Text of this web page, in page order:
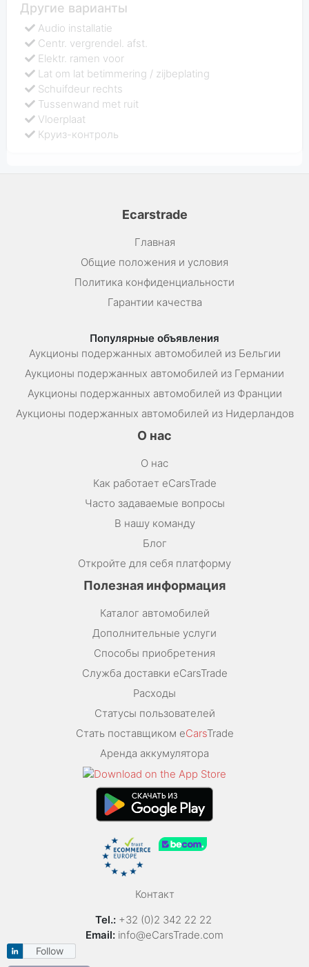
Другие варианты
Audio installatie
Centr. vergrendel. afst.
Elektr. ramen voor
Lat om lat betimmering / zijbeplating
Schuifdeur rechts
Tussenwand met ruit
Vloerplaat
Круиз-контроль
Ecarstrade
Главная
Общие положения и условия
Политика конфиденциальности
Гарантии качества
Популярные объявления
Аукционы подержанных автомобилей из Бельгии
Аукционы подержанных автомобилей из Германии
Аукционы подержанных автомобилей из Франции
Аукционы подержанных автомобилей из Нидерландов
О нас
О нас
Как работает eCarsTrade
Часто задаваемые вопросы
В нашу команду
Блог
Откройте для себя платформу
Полезная информация
Каталог автомобилей
Дополнительные услуги
Способы приобретения
Служба доставки eCarsTrade
Расходы
Статусы пользователей
Стать поставщиком eCarsTrade
Аренда аккумулятора
Контакт
Tel.: +32 (0)2 342 22 22
Email: info@eCarsTrade.com
Follow